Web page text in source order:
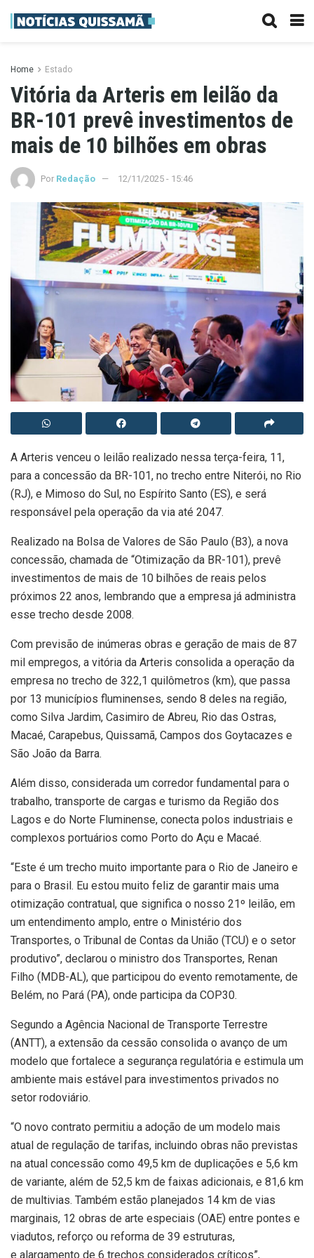
Home Estado
Vitória da Arteris em leilão da
BR-101 prevê investimentos de
mais de 10 bilhões em obras
Por Redação 12/11/2025 - 15:46
A Arteris venceu o leilão realizado nessa terça-feira, 11,
para a concessão da BR-101, no trecho entre Niterói, no Rio
(RJ), e Mimoso do Sul, no Espírito Santo (ES), e será
responsável pela operação da via até 2047.
Realizado na Bolsa de Valores de São Paulo (B3), a nova
concessão, chamada de “Otimização da BR-101), prevê
investimentos de mais de 10 bilhões de reais pelos
próximos 22 anos, lembrando que a empresa já administra
esse trecho desde 2008.
Com previsão de inúmeras obras e geração de mais de 87
mil empregos, a vitória da Arteris consolida a operação da
empresa no trecho de 322,1 quilômetros (km), que passa
por 13 municípios fluminenses, sendo 8 deles na região,
como Silva Jardim, Casimiro de Abreu, Rio das Ostras,
Macaé, Carapebus, Quissamã, Campos dos Goytacazes e
São João da Barra.
Além disso, considerada um corredor fundamental para o
trabalho, transporte de cargas e turismo da Região dos
Lagos e do Norte Fluminense, conecta polos industriais e
complexos portuários como Porto do Açu e Macaé.
“Este é um trecho muito importante para o Rio de Janeiro e
para o Brasil. Eu estou muito feliz de garantir mais uma
otimização contratual, que significa o nosso 21º leilão, em
um entendimento amplo, entre o Ministério dos
Transportes, o Tribunal de Contas da União (TCU) e o setor
produtivo”, declarou o ministro dos Transportes, Renan
Filho (MDB-AL), que participou do evento remotamente, de
Belém, no Pará (PA), onde participa da COP30.
Segundo a Agência Nacional de Transporte Terrestre
(ANTT), a extensão da cessão consolida o avanço de um
modelo que fortalece a segurança regulatória e estimula um
ambiente mais estável para investimentos privados no
setor rodoviário.
“O novo contrato permitiu a adoção de um modelo mais
atual de regulação de tarifas, incluindo obras não previstas
na atual concessão como 49,5 km de duplicações e 5,6 km
de variante, além de 52,5 km de faixas adicionais, e 81,6 km
de multivias. Também estão planejados 14 km de vias
marginais, 12 obras de arte especiais (OAE) entre pontes e
viadutos, reforço ou reforma de 39 estruturas,
e alargamento de 6 trechos considerados críticos”,